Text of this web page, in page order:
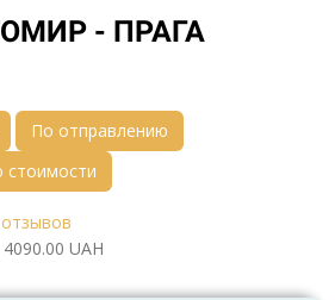
- ПРАГА
По отправлению
стоимости
отзывов
4090.00 UAH